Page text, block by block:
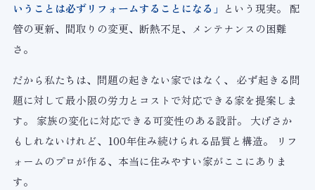
いうことは必ずリフォームすることになる」 という現実。
配
管の更新、間取りの変更、断熱不足、メンテナンスの困難
さ。
だから私たちは、問題の起きない家ではなく、
必ず起きる問
題に対して最小限の労力とコストで対応できる家を提案しま
す。
家族の変化に対応できる可変性のある設計。
大げさか
もしれないけれど、100年住み続けられる品質と構造。
リフ
ォームのプロが作る、本当に住みやすい家がここにありま
す。